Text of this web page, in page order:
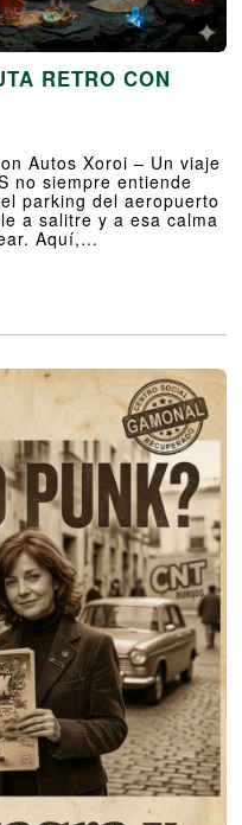
RETRO CON
Autos Xoroi – Un viaje
no siempre entiende
parking del aeropuerto
a salitre y a esa calma
Aquí,…